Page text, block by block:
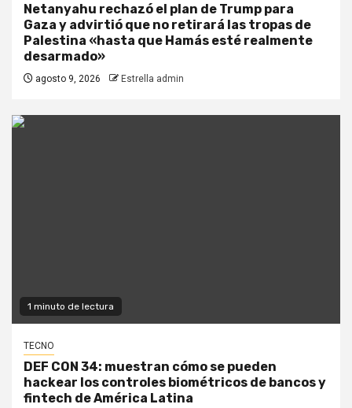
Netanyahu rechazó el plan de Trump para
Gaza y advirtió que no retirará las tropas de
Palestina «hasta que Hamás esté realmente
desarmado»
agosto 9, 2026 Estrella admin
1 minuto de lectura
TECNO
DEF CON 34: muestran cómo se pueden
hackear los controles biométricos de bancos y
fintech de América Latina